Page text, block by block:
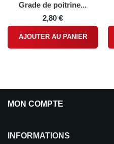
Grade de poitrine...
2,80 €
AJOUTER AU PANIER
MON COMPTE
INFORMATIONS